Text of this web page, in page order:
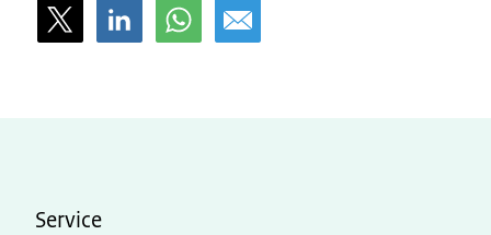
Service